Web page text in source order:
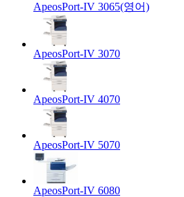
ApeosPort-IV 3065(영어)
ApeosPort-IV 3070
ApeosPort-IV 4070
ApeosPort-IV 5070
ApeosPort-IV 6080